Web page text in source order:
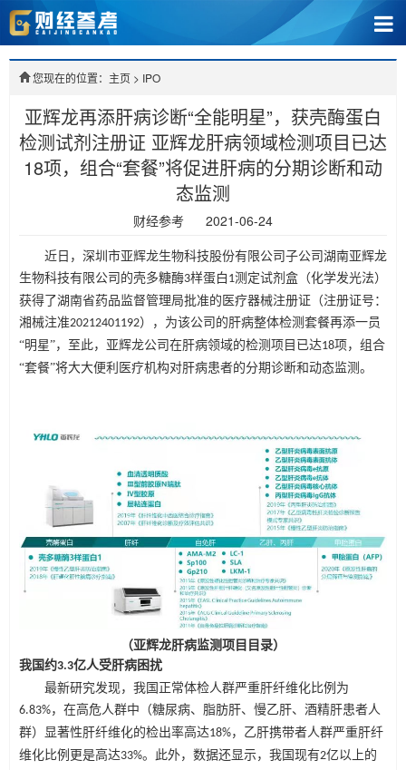
您现在的位置：主页 > IPO
亚辉龙再添肝病诊断“全能明星”，获壳酶蛋白
检测试剂注册证 亚辉龙肝病领域检测项目已达
18项，组合“套餐”将促进肝病的分期诊断和动
态监测
财经参考 2021-06-24
近日，深圳市亚辉龙生物科技股份有限公司子公司湖南亚辉龙
生物科技有限公司的壳多糖酶3样蛋白 1测定试剂盒（化学发光法）
获得了湖南省药品监督管理局批准的医疗器械注册证（注册证号：
湘械注准20212401192），为该公司的肝病整体检测套餐再添一员
“明星”，至此，亚辉龙公司在肝病领域的检测项目已达18项，组合
“套餐”将大大便利医疗机构对肝病患者的分期诊断和动态监测。
（亚辉龙肝病监测项目目录）
我国约3.3亿人受肝病困扰
最新研究发现，我国正常体检人群严重肝纤维化比例为
6.83%，在高危人群中（糖尿病、脂肪肝、慢乙肝、酒精肝患者人
群）显著性肝纤维化的检出率高达18%，乙肝携带者人群严重肝纤
维化比例更是高达33%。此外，数据还显示，我国现有2亿以上的